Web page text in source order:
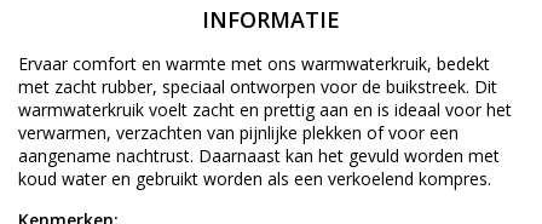
INFORMATIE
Ervaar comfort en warmte met ons warmwaterkruik, bedekt
met zacht rubber, speciaal ontworpen voor de buikstreek. Dit
warmwaterkruik voelt zacht en prettig aan en is ideaal voor het
verwarmen, verzachten van pijnlijke plekken of voor een
aangename nachtrust. Daarnaast kan het gevuld worden met
koud water en gebruikt worden als een verkoelend kompres.